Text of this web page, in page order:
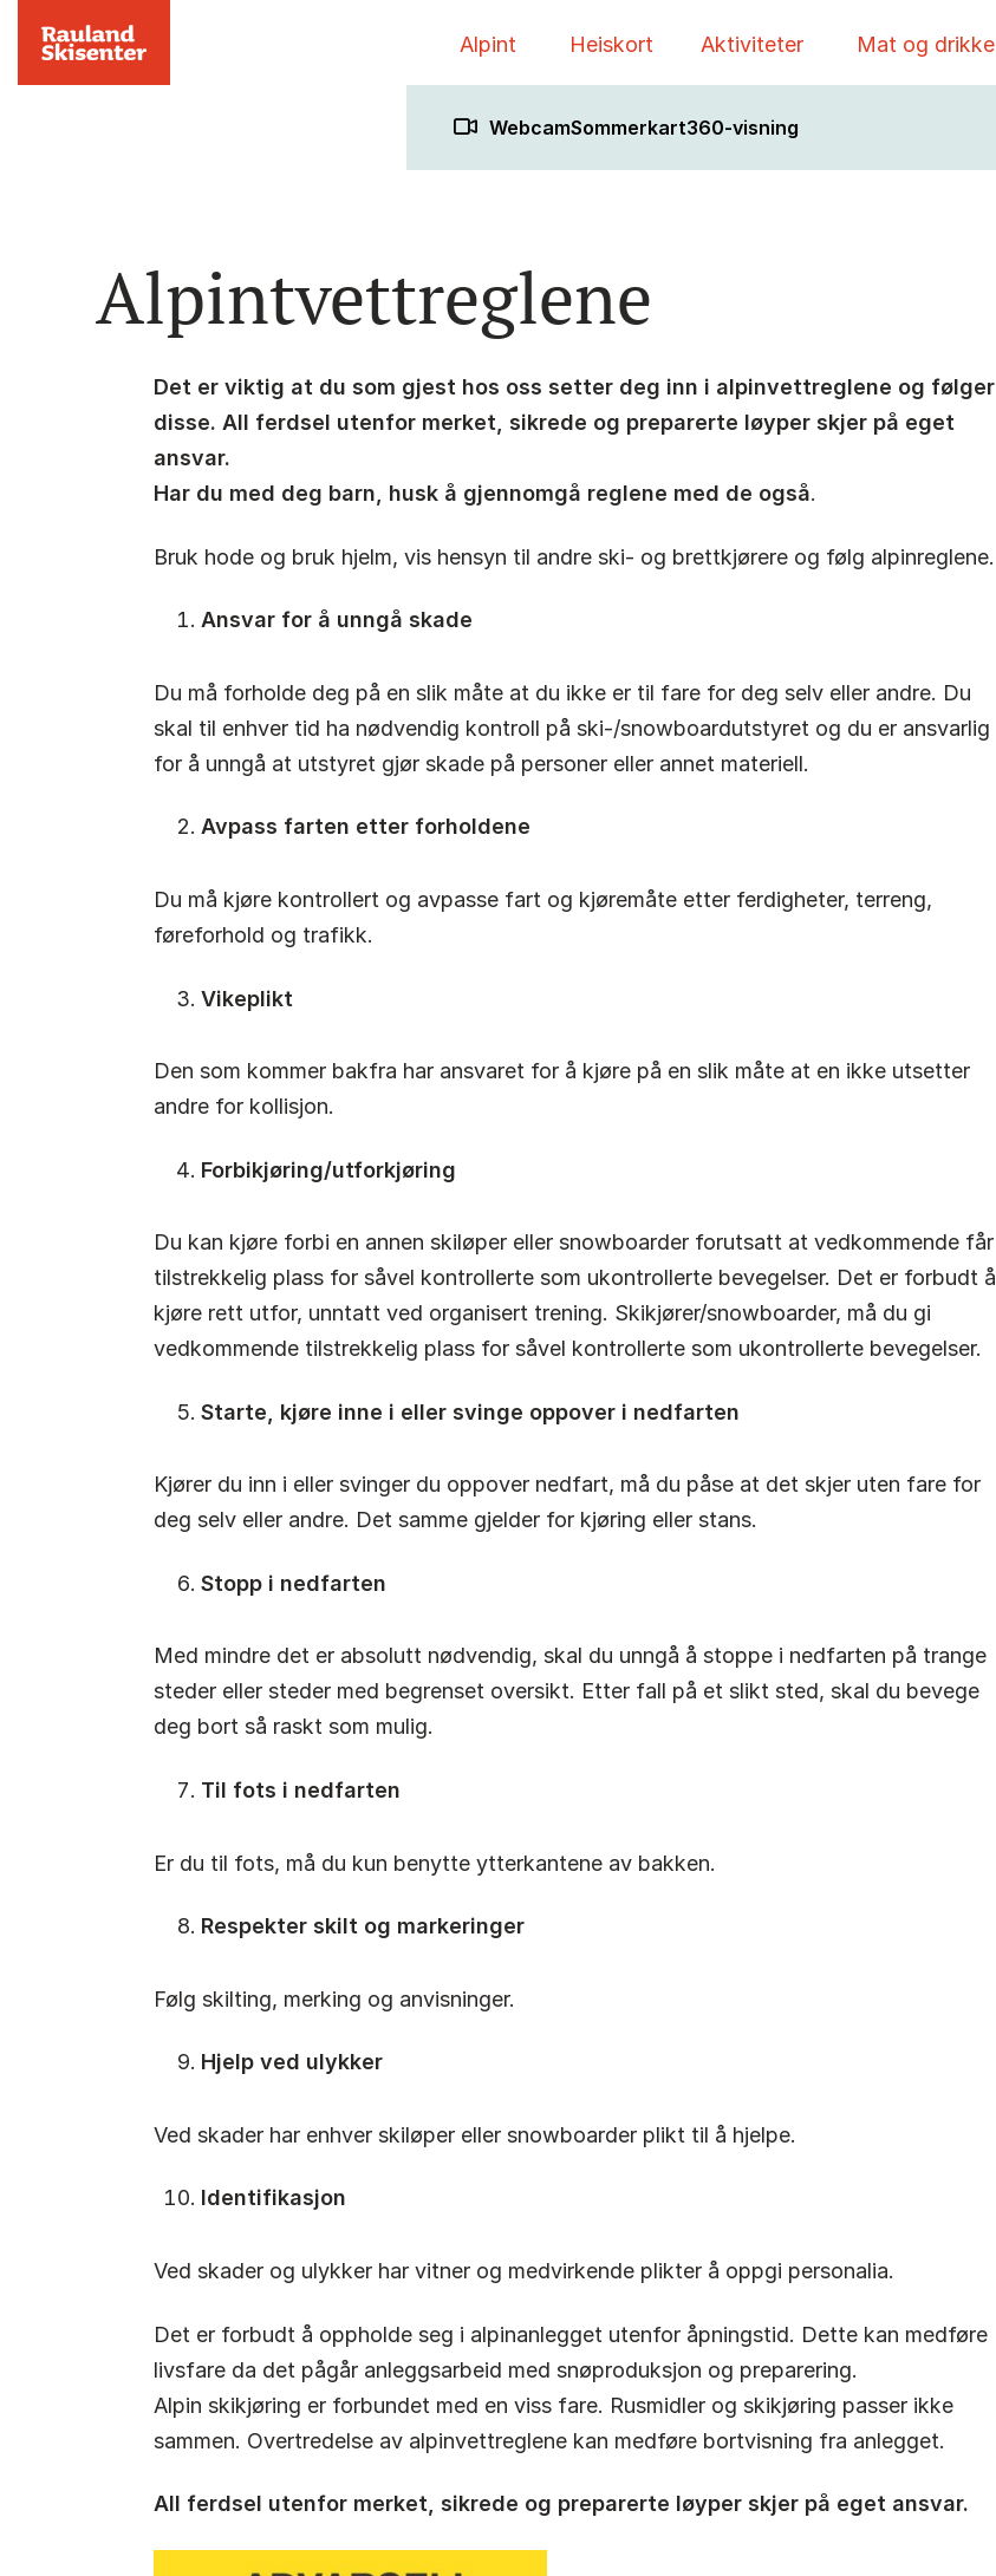
Alpint Heiskort Aktiviteter Mat og drikke
WebcamSommerkart360-visning
Alpintvettreglene
Det er viktig at du som gjest hos oss setter deg inn i alpinvettreglene og følger
disse. All ferdsel utenfor merket, sikrede og preparerte løyper skjer på eget
ansvar.
Har du med deg barn, husk å gjennomgå reglene med de også.
Bruk hode og bruk hjelm, vis hensyn til andre ski- og brettkjørere og følg alpinreglene.
Ansvar for å unngå skade
Du må forholde deg på en slik måte at du ikke er til fare for deg selv eller andre. Du
skal til enhver tid ha nødvendig kontroll på ski-/snowboardutstyret og du er ansvarlig
for å unngå at utstyret gjør skade på personer eller annet materiell.
Avpass farten etter forholdene
Du må kjøre kontrollert og avpasse fart og kjøremåte etter ferdigheter, terreng,
føreforhold og trafikk.
Vikeplikt
Den som kommer bakfra har ansvaret for å kjøre på en slik måte at en ikke utsetter
andre for kollisjon.
Forbikjøring/utforkjøring
Du kan kjøre forbi en annen skiløper eller snowboarder forutsatt at vedkommende får
tilstrekkelig plass for såvel kontrollerte som ukontrollerte bevegelser. Det er forbudt å
kjøre rett utfor, unntatt ved organisert trening. Skikjører/snowboarder, må du gi
vedkommende tilstrekkelig plass for såvel kontrollerte som ukontrollerte bevegelser.
Starte, kjøre inne i eller svinge oppover i nedfarten
Kjører du inn i eller svinger du oppover nedfart, må du påse at det skjer uten fare for
deg selv eller andre. Det samme gjelder for kjøring eller stans.
Stopp i nedfarten
Med mindre det er absolutt nødvendig, skal du unngå å stoppe i nedfarten på trange
steder eller steder med begrenset oversikt. Etter fall på et slikt sted, skal du bevege
deg bort så raskt som mulig.
Til fots i nedfarten
Er du til fots, må du kun benytte ytterkantene av bakken.
Respekter skilt og markeringer
Følg skilting, merking og anvisninger.
Hjelp ved ulykker
Ved skader har enhver skiløper eller snowboarder plikt til å hjelpe.
Identifikasjon
Ved skader og ulykker har vitner og medvirkende plikter å oppgi personalia.
Det er forbudt å oppholde seg i alpinanlegget utenfor åpningstid. Dette kan medføre
livsfare da det pågår anleggsarbeid med snøproduksjon og preparering.
Alpin skikjøring er forbundet med en viss fare. Rusmidler og skikjøring passer ikke
sammen. Overtredelse av alpinvettreglene kan medføre bortvisning fra anlegget.
All ferdsel utenfor merket, sikrede og preparerte løyper skjer på eget ansvar.